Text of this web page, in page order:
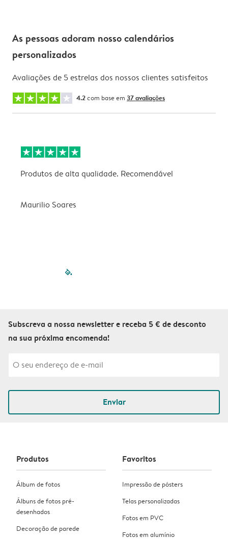
As pessoas adoram nosso calendários
personalizados
Avaliações de 5 estrelas dos nossos clientes satisfeitos
4.2com base em 37 avaliações
Produtos de alta qualidade. Recomendável
Maurilio Soares
filled-pagination
Subscreva a nossa newsletter e receba 5 € de desconto
na sua próxima encomenda!
Enviar
Produtos
Álbum de fotos
Álbuns de fotos pré-
desenhados
Decoração de parede
Favoritos
Impressão de pósters
Telas personalizadas
Fotos em PVC
Fotos em alumínio